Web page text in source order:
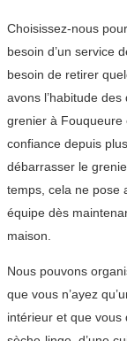
Choisissez-nous
besoin d’un service
besoin de retirer
avons l’habitude
grenier à Fouqueure
confiance depuis
débarrasser le
temps, cela ne pose
équipe dès
maison.
Nous pouvons
que vous n’ayez
intérieur et que vous